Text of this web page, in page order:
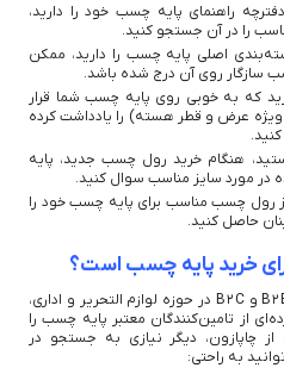
راهنمای پایه چسب خود را دارید،
را در آن جستجو کنید.
اصلی پایه چسب را دارید، ممکن
سازگار روی آن درج شده باشد.
که به خوبی روی پایه چسب شما قرار
عرض و قطر هسته) را یادداشت کرده
هنگام خرید رول چسب جدید، پایه
در مورد سایز مناسب سوال کنید.
رول چسب مناسب برای پایه چسب خود را
حاصل کنید.
خرید پایه چسب است؟
چاپازون به عنوان یک پلتفرم جامع B2B و B2C در حوزه لوازم التحریر و اداری،
از تامین‌کنندگان معتبر پایه چسب را
از چاپازون، دیگر نیازی به جستجو در
به راحتی: